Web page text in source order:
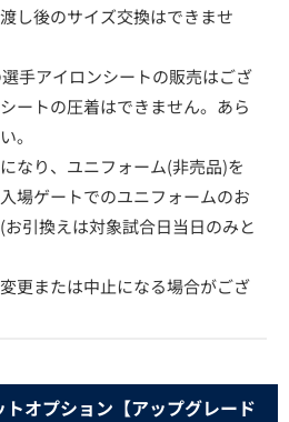
し後のサイズ交換はできませ
手アイロンシートの販売はござ
ートの圧着はできません。あら
。
なり、ユニフォーム(非売品)を
場ゲートでのユニフォームのお
引換えは対象試合日当日のみと
更または中止になる場合がござ
トオプション【アップグレード